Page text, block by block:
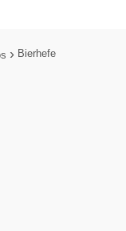
Bierhefe